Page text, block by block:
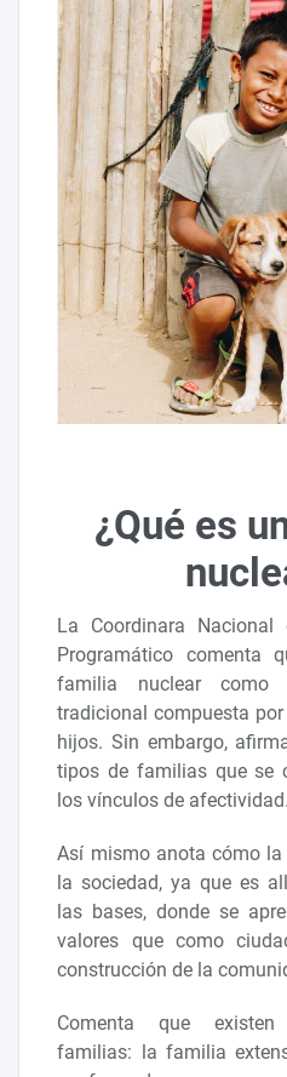
¿Qué es
La Coordinara Nacional
Programático comenta
familia nuclear
tradicional compuesta
hijos. Sin embargo,
tipos de familias que se
los vínculos de afectividad.
Así mismo anota cómo
la sociedad, ya que es
las bases, donde se
valores que como
construcción de la
Comenta que
familias: la familia